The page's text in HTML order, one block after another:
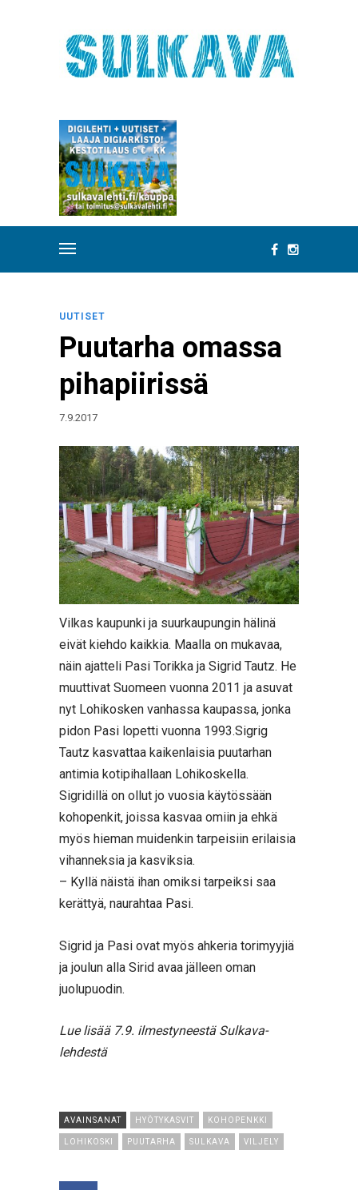
UUTISET
Puutarha omassa
pihapiirissä
7.9.2017
Vilkas kaupunki ja suurkaupungin hälinä
eivät kiehdo kaikkia. Maalla on mukavaa,
näin ajatteli Pasi Torikka ja Sigrid Tautz. He
muuttivat Suomeen vuonna 2011 ja asuvat
nyt Lohikosken vanhassa kaupassa, jonka
pidon Pasi lopetti vuonna 1993.Sigrig
Tautz kasvattaa kaikenlaisia puutarhan
antimia kotipihallaan Lohikoskella.
Sigridillä on ollut jo vuosia käytössään
kohopenkit, joissa kasvaa omiin ja ehkä
myös hieman muidenkin tarpeisiin erilaisia
vihanneksia ja kasviksia.
– Kyllä näistä ihan omiksi tarpeiksi saa
kerättyä, naurahtaa Pasi.
Sigrid ja Pasi ovat myös ahkeria torimyyjiä
ja joulun alla Sirid avaa jälleen oman
juolupuodin.
Lue lisää 7.9. ilmestyneestä Sulkava-
lehdestä
AVAINSANAT HYÖTYKASVIT KOHOPENKKI
LOHIKOSKI PUUTARHA SULKAVA VILJELY